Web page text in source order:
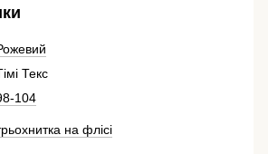
Текс
104
на флісі